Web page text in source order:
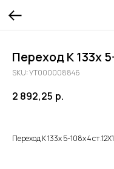
Переход К 133х
SKU:УТ000008846
2 892,25 р.
Переход К 133х 5-108х 4